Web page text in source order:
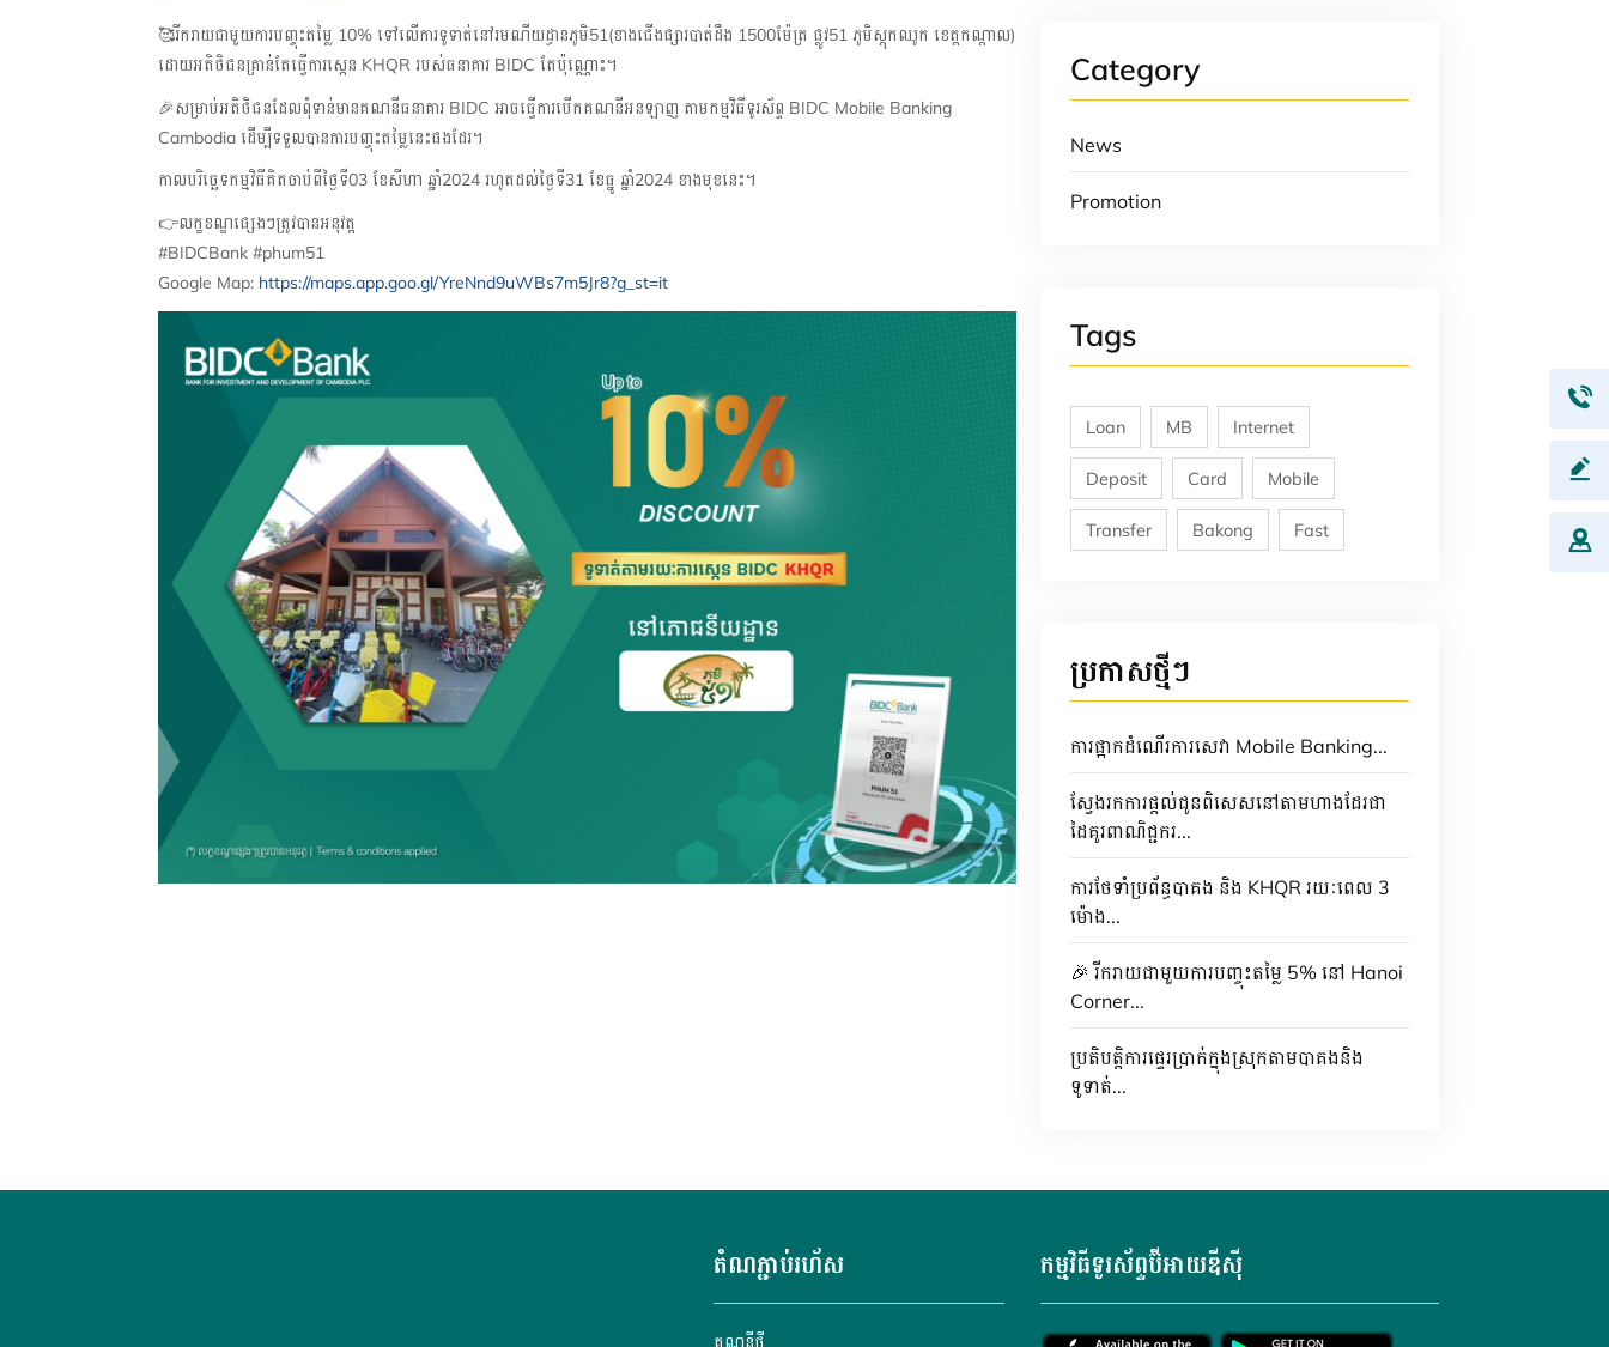
🥰រីករាយជាមួយការបញ្ចុះតម្លៃ 10% ទៅលើការទូទាត់នៅរមណីយដ្ធានភូមិ51(ខាងជើងផ្សារបាត់ដឹង 1500ម៉ែត្រ ផ្លូវ51 ភូមិស្តុកឈូក ខេត្តកណ្ដាល)
ដោយអតិថិជនគ្រាន់តែធ្វើការស្កេន KHQR របស់ធនាគារ BIDC តែប៉ុណ្ណោះ។
🎉សម្រាប់អតិថិជនដែលពុំទាន់មានគណនីធនាគារ BIDC អាចធ្វើការបើកគណនីអនឡាញ តាមកម្មវិធីទូរស័ព្ទ BIDC Mobile Banking
Cambodia ដើម្បីទទួលបានការបញ្ចុះតម្លៃនេះផងដែរ។
កាលបរិច្ឆេទកម្មវិធីគិតចាប់ពីថ្ងៃទី03 ខែសីហា ឆ្នាំ2024 រហូតដល់ថ្ងៃទី31 ខែធ្នូ ឆ្នាំ2024 ខាងមុខនេះ។
👉លក្ខខណ្ឌផ្សេងៗត្រូវបានអនុវត្ត
#BIDCBank #phum51
Google Map: https://maps.app.goo.gl/YreNnd9uWBs7m5Jr8?g_st=it
Category
News
Promotion
Tags
Loan MB Internet
Deposit Card Mobile
Transfer Bakong Fast
ប្រកាសថ្មីៗ
ការផ្អាកដំណើរការសេវា Mobile Banking...
ស្វែងរកការផ្តល់ជូនពិសេសនៅតាមហាងដែរជា
ដៃគូរពាណិជ្ជករ...
ការថែទាំប្រព័ន្ធបាគង និង KHQR រយៈពេល 3
ម៉ោង...
🎉 រីករាយជាមួយការបញ្ចុះតម្លៃ 5% នៅ Hanoi
Corner...
ប្រតិបត្តិការផ្ទេរប្រាក់ក្នុងស្រុកតាមបាគងនិង
ទូទាត់...
តំណភ្ជាប់រហ័ស
គណនី​ថ្មី
កម្មវិធីទូរស័ព្ទប៊ីអាយឌីស៊ី